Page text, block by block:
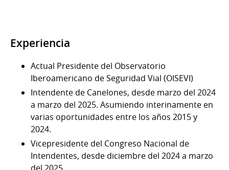
Experiencia
Actual Presidente del Observatorio
Iberoamericano de Seguridad Vial (OISEVI)
Intendente de Canelones, desde marzo del 2024
a marzo del 2025. Asumiendo interinamente en
varias oportunidades entre los años 2015 y
2024.
Vicepresidente del Congreso Nacional de
Intendentes, desde diciembre del 2024 a marzo